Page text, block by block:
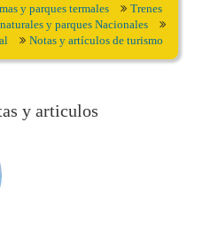
y parques termales
Trenes
y parques Nacionales
Notas y artículos de turismo
y articulos